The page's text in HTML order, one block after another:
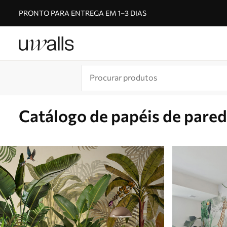
PRONTO PARA ENTREGA EM 1–3 DIAS
Catálogo de papéis de